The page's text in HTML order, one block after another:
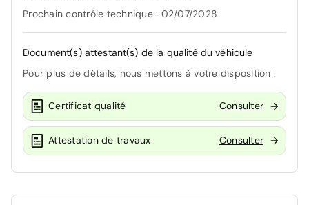
Prochain contrôle technique : 02/07/2028
Document(s) attestant(s) de la qualité du véhicule
Pour plus de détails, nous mettons à votre disposition :
Certificat qualité Consulter
Attestation de travaux Consulter